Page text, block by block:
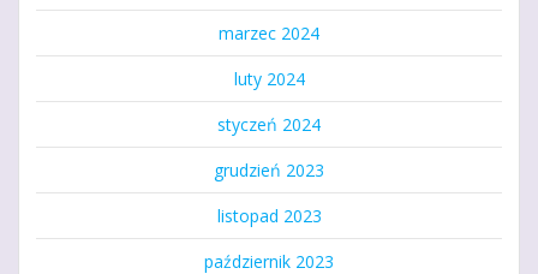
marzec 2024
luty 2024
styczeń 2024
grudzień 2023
listopad 2023
październik 2023